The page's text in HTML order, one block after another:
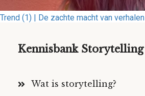
Trend (1) | De zachte macht van verhalen
Kennisbank Storytelling
Wat is storytelling?